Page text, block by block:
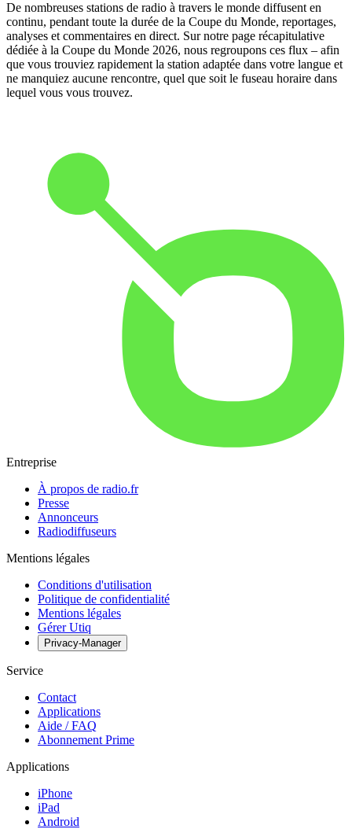
De nombreuses stations de radio à travers le monde diffusent en
continu, pendant toute la durée de la Coupe du Monde, reportages,
analyses et commentaires en direct. Sur notre page récapitulative
dédiée à la Coupe du Monde 2026, nous regroupons ces flux – afin
que vous trouviez rapidement la station adaptée dans votre langue et
ne manquiez aucune rencontre, quel que soit le fuseau horaire dans
lequel vous vous trouvez.
Entreprise
À propos de radio.fr
Presse
Annonceurs
Radiodiffuseurs
Mentions légales
Conditions d'utilisation
Politique de confidentialité
Mentions légales
Gérer Utiq
Privacy-Manager
Service
Contact
Applications
Aide / FAQ
Abonnement Prime
Applications
iPhone
iPad
Android